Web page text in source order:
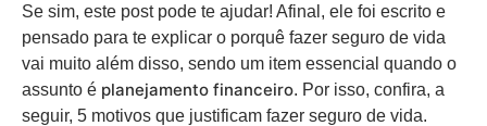
Se sim, este post pode te ajudar! Afinal, ele foi escrito e
pensado para te explicar o porquê fazer seguro de vida
vai muito além disso, sendo um item essencial quando o
assunto é planejamento financeiro. Por isso, confira, a
seguir, 5 motivos que justificam fazer seguro de vida.